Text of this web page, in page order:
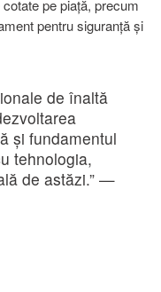
pe piață, precum
pentru siguranță și
de înaltă
și fundamentul
tehnologia,
de astăzi.” —